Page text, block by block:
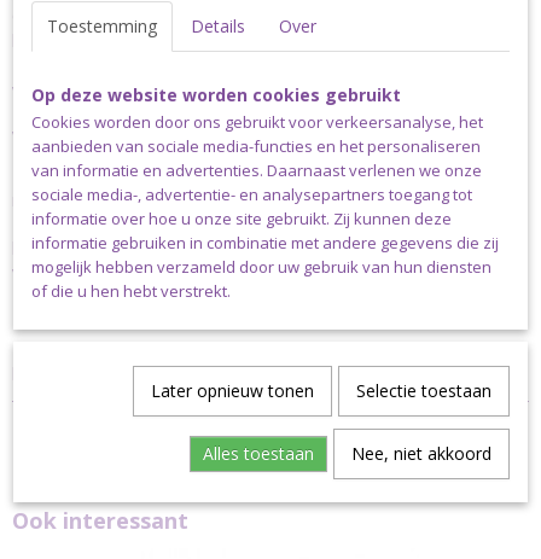
Overzicht van alle kleuren met stalen van het garen brei- en
haakkatoen, zowel de matte als de gemerceriseerde versie
Verzending
Verzending binnen Nederland:
Deze staalkaart past in een brievenbuspakketje. Hou er rekening
mee dat een brievenbus doosje maximaal 2 kg mag wegen.+
Bestel je er nog andere artikelen bij die niet in een
brievenbusdoosje passen, dan kan jouw bestelling uitsluitend
verstuurd worden via pakket post.
Dan kan je uitsluitend kiezen voor pakket kosten die horen bij het
land waarin je woont.
Ook interessant
Toestemming Details Over
Op deze website worden cookies gebruikt
Cookies worden door ons gebruikt voor verkeersanalyse, het
aanbieden van sociale media-functies en het personaliseren
van informatie en advertenties. Daarnaast verlenen we onze
sociale media-, advertentie- en analysepartners toegang tot
informatie over hoe u onze site gebruikt. Zij kunnen deze
informatie gebruiken in combinatie met andere gegevens die zij
mogelijk hebben verzameld door uw gebruik van hun diensten
of die u hen hebt verstrekt.
Later opnieuw tonen Selectie toestaan
Alles toestaan Nee, niet akkoord